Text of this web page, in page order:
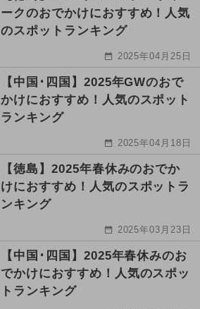
ークのおでかけにおすすめ！人気
のスポットランキング
2025年04月25日
【中国･四国】2025年GWのおで
かけにおすすめ！人気のスポット
ランキング
2025年04月18日
【徳島】2025年春休みのおでか
けにおすすめ！人気のスポットラ
ンキング
2025年03月23日
【中国･四国】2025年春休みのお
でかけにおすすめ！人気のスポッ
トランキング